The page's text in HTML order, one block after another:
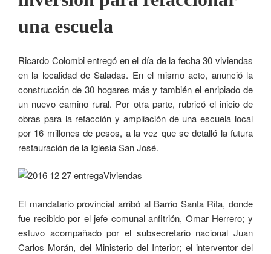
una escuela
Ricardo Colombi entregó en el día de la fecha 30 viviendas
en la localidad de Saladas. En el mismo acto, anunció la
construcción de 30 hogares más y también el enripiado de
un nuevo camino rural. Por otra parte, rubricó el inicio de
obras para la refacción y ampliación de una escuela local
por 16 millones de pesos, a la vez que se detalló la futura
restauración de la Iglesia San José.
El mandatario provincial arribó al Barrio Santa Rita, donde
fue recibido por el jefe comunal anfitrión, Omar Herrero; y
estuvo acompañado por el subsecretario nacional Juan
Carlos Morán, del Ministerio del Interior; el interventor del